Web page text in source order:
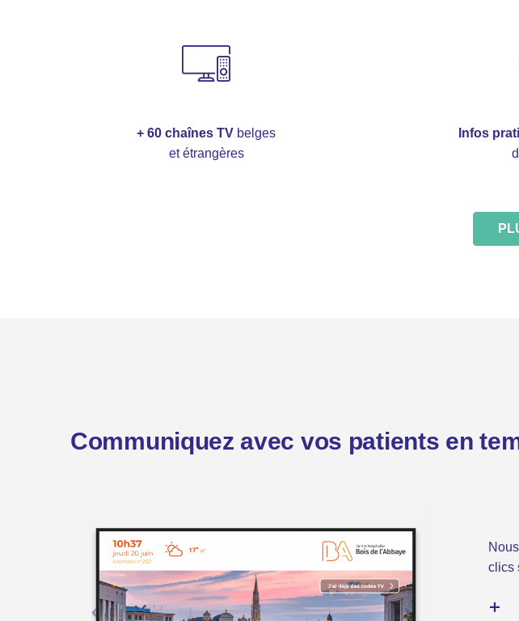
+ 60 chaînes TV belges
et étrangères
Infos
Communiquez avec vos patients en
clics